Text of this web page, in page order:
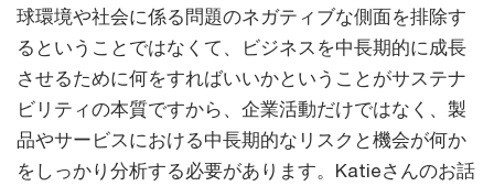
球環境や社会に係る問題のネガティブな側面を排除す
るということではなくて、ビジネスを中長期的に成長
させるために何をすればいいかということがサステナ
ビリティの本質ですから、企業活動だけではなく、製
品やサービスにおける中長期的なリスクと機会が何か
をしっかり分析する必要があります。Katieさんのお話